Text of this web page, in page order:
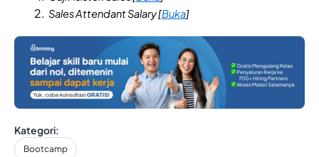
Sales Attendant Salary [Buka]
Kategori:
Bootcamp